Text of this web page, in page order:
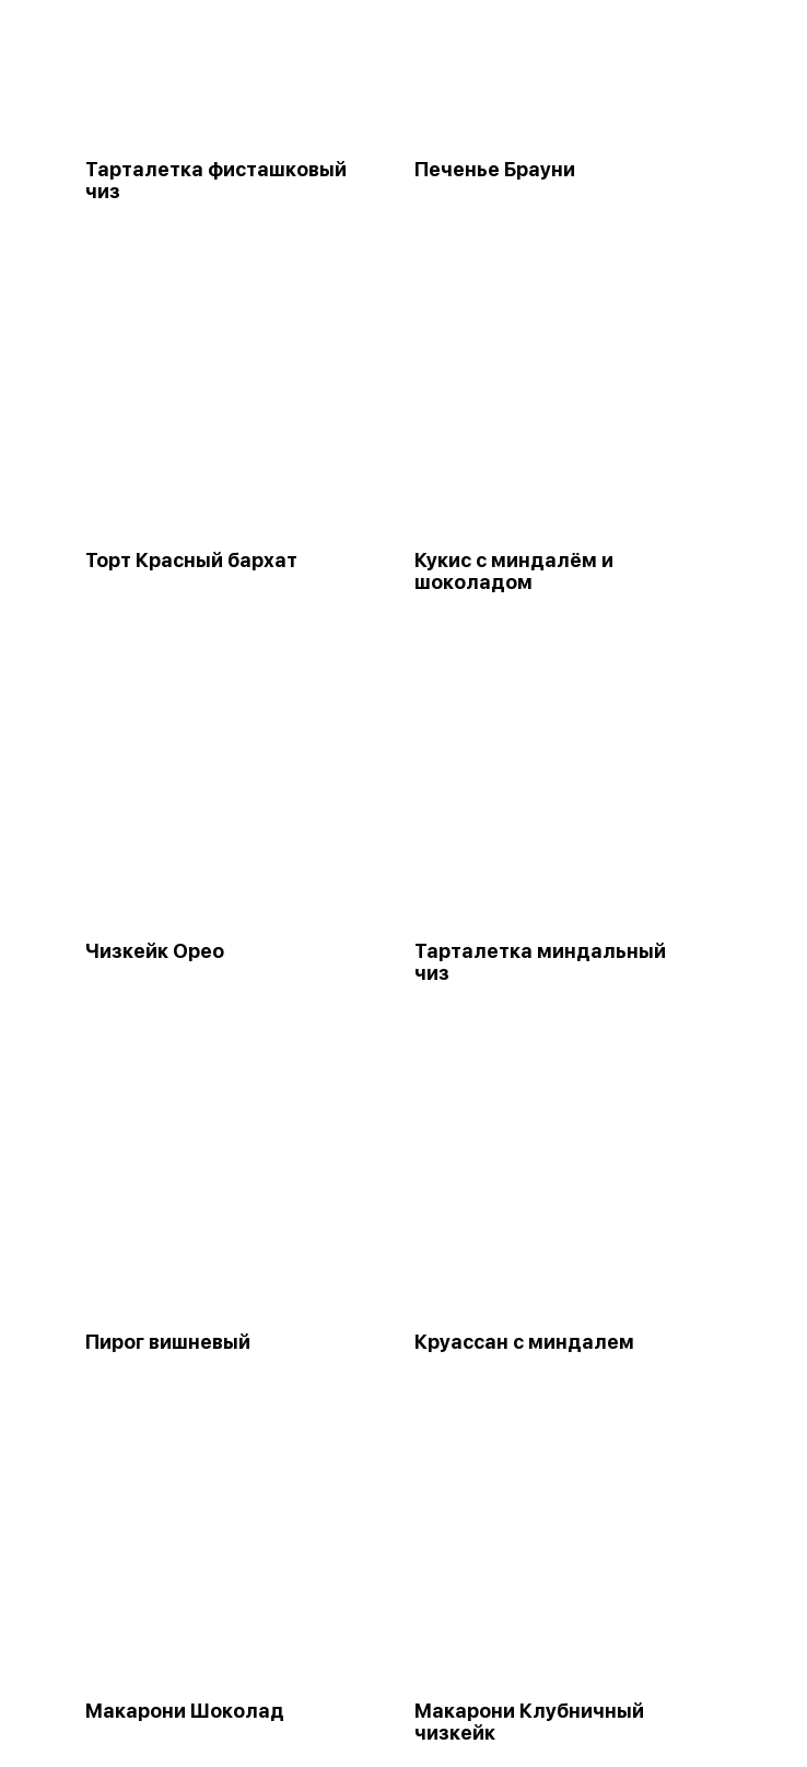
Тарталетка фисташковый
чиз
Печенье Брауни
Торт Красный бархат
Кукис с миндалём и
шоколадом
Чизкейк Орео
Тарталетка миндальный
чиз
Пирог вишневый Круассан с миндалем
Макарони Шоколад
Макарони Клубничный
чизкейк